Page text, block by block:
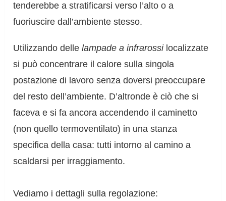
tenderebbe a stratificarsi verso l’alto o a
fuoriuscire dall’ambiente stesso.
Utilizzando dellelampade a infrarossilocalizzate
si può concentrare il calore sulla singola
postazione di lavoro senza doversi preoccupare
del resto dell’ambiente. D’altronde è ciò che si
faceva e si fa ancora accendendo il caminetto
(non quello termoventilato) in una stanza
specifica della casa: tutti intorno al camino a
scaldarsi per irraggiamento.
Vediamo i dettagli sulla regolazione: